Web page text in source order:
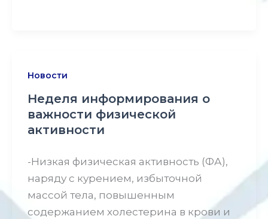
Новости
Неделя информирования о
важности физической
активности
-Низкая физическая активность (ФА),
наряду с курением, избыточной
массой тела, повышенным
содержанием холестерина в крови и